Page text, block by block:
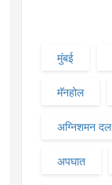
मुंबई
मॅनहोल
अग्निशमन दल
अपघात